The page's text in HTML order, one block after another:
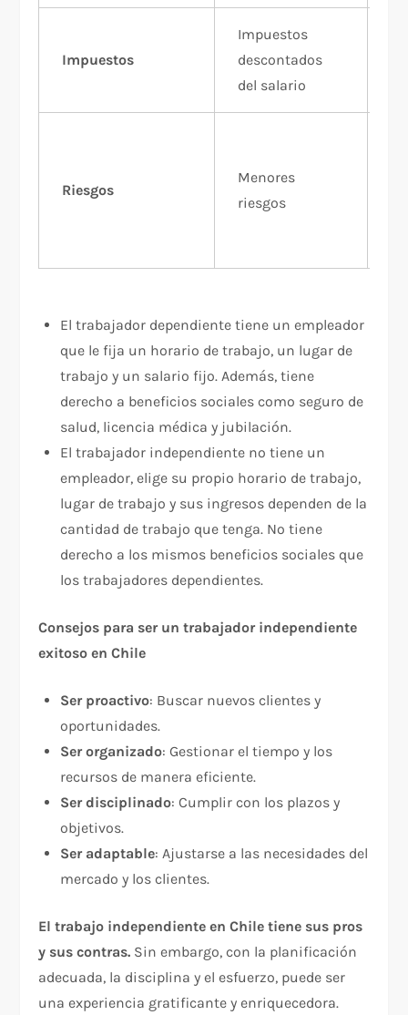
Impuestos
Impuestos
descontados
del salario
Riesgos
Menores
riesgos
El trabajador dependiente tiene un empleador
que le fija un horario de trabajo, un lugar de
trabajo y un salario fijo. Además, tiene
derecho a beneficios sociales como seguro de
salud, licencia médica y jubilación.
El trabajador independiente no tiene un
empleador, elige su propio horario de trabajo,
lugar de trabajo y sus ingresos dependen de la
cantidad de trabajo que tenga. No tiene
derecho a los mismos beneficios sociales que
los trabajadores dependientes.
Consejos para ser un trabajador independiente
exitoso en Chile
Ser proactivo: Buscar nuevos clientes y
oportunidades.
Ser organizado: Gestionar el tiempo y los
recursos de manera eficiente.
Ser disciplinado: Cumplir con los plazos y
objetivos.
Ser adaptable: Ajustarse a las necesidades del
mercado y los clientes.
El trabajo independiente en Chile tiene sus pros
y sus contras. Sin embargo, con la planificación
adecuada, la disciplina y el esfuerzo, puede ser
una experiencia gratificante y enriquecedora.